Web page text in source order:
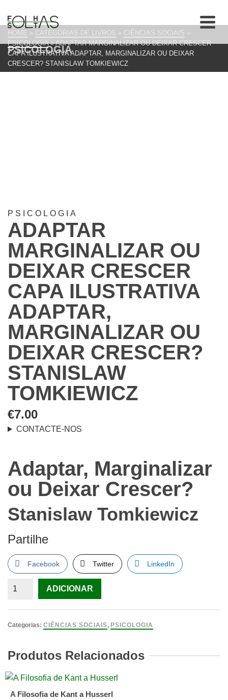
PSICOLOGIA
HOME » CATEGORIAS DE LIVROS » CIÊNCIAS SOCIAIS »
PSICOLOGIA » ADAPTAR MARGINALIZAR OU DEIXAR CRESCER
CAPA ILUSTRATIVA ADAPTAR, MARGINALIZAR OU DEIXAR
CRESCER? STANISLAW TOMKIEWICZ
PSICOLOGIA
ADAPTAR
MARGINALIZAR OU
DEIXAR CRESCER
CAPA ILUSTRATIVA
ADAPTAR,
MARGINALIZAR OU
DEIXAR CRESCER?
STANISLAW
TOMKIEWICZ
€7.00
CONTACTE-NOS
Adaptar, Marginalizar
ou Deixar Crescer?
Stanislaw Tomkiewicz
Partilhe
Facebook Twitter LinkedIn
Quantidade
Marginalizar
Crescer
Capa
ADICIONAR
Categorias: CIÊNCIAS SOCIAIS, PSICOLOGIA
Produtos Relacionados
A Filosofia de Kant a Husserl